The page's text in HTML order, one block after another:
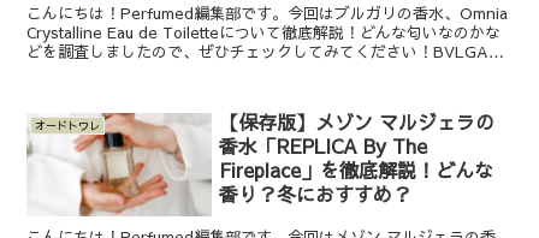
こんにちは！Perfumed編集部です。今回はブルガリの香水、Omnia
Crystalline Eau de Toiletteについて徹底解説！どんな匂いなのかな
どを調査しましたので、ぜひチェックしてみてください！BVLGARI
オードトワレ
【保存版】メゾン マルジェラの
香水「REPLICA By The
Fireplace」を徹底解説！どんな
香り？冬におすすめ？